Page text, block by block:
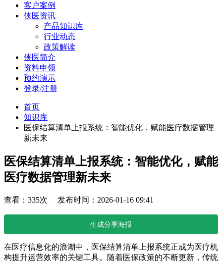
客户案例
侠医资讯
产品知识库
行业动态
政策解读
侠医简介
资料申领
预约演示
登录/注册
首页
知识库
医保结算清单上报系统：智能优化，赋能医疗数据管理
新未来
医保结算清单上报系统：智能优化，赋能
医疗数据管理新未来
查看：335次 发布时间：2026-01-16 09:41
生成分享海报
在医疗信息化的浪潮中，医保结算清单上报系统正成为医疗机
构提升运营效率的关键工具。随着医保政策的不断更新，传统